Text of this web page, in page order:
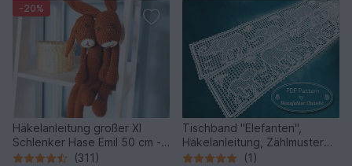
-20%
Häkelanleitung großer Xl
Schlenker Hase Emil 50 cm -
Schlenkertier(311)
Tischband "Elefanten",
Häkelanleitung, Zählmuster
mit Rapport, Filethäkelei
(1)